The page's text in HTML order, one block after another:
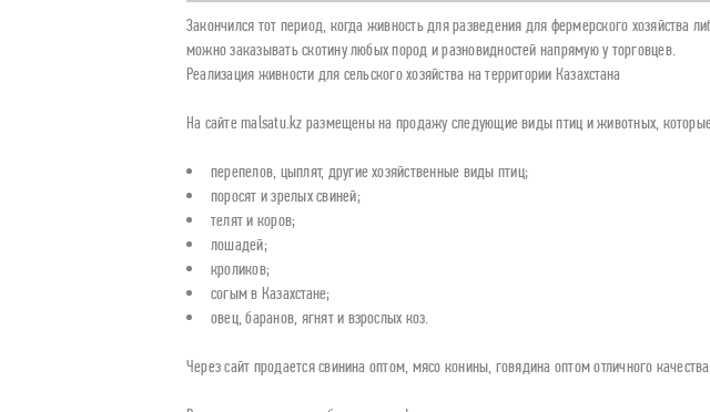
Закончился тот период, когда живность для разведения для фермерского хозяйства
можно заказывать скотину любых пород и разновидностей напрямую у торговцев.
Реализация живности для сельского хозяйства на территории Казахстана
На сайте malsatu.kz размещены на продажу следующие виды птиц и животных,
перепелов, цыплят, другие хозяйственные виды птиц;
поросят и зрелых свиней;
телят и коров;
лошадей;
кроликов;
согым в Казахстане;
овец, баранов, ягнят и взрослых коз.
Через сайт продается свинина оптом, мясо конины, говядина оптом отличного качества.